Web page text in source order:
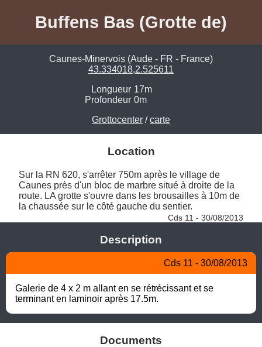
Buffens Bas (Grotte de)
Caunes-Minervois (Aude - FR - France)
43.334018,2.525611
Longueur 17m
Profondeur 0m
Grottocenter /carte
Location
Sur la RN 620, s'arrêter 750m après le village de
Caunes près d'un bloc de marbre situé à droite de la
route. LA grotte s'ouvre dans les brousailles à 10m de
la chaussée sur le côté gauche du sentier.
Cds 11 - 30/08/2013
Description
Cds 11 - 30/08/2013
Galerie de 4 x 2 m allant en se rétrécissant et se
terminant en laminoir après 17.5m.
Documents